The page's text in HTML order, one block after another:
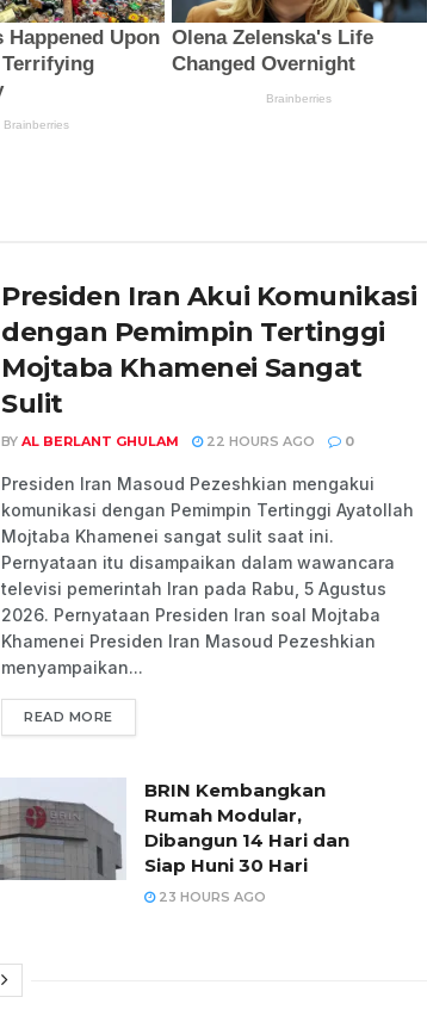
Presiden Iran Akui Komunikasi
dengan Pemimpin Tertinggi
Mojtaba Khamenei Sangat
Sulit
BY AL BERLANT GHULAM 22 HOURS AGO 0
Presiden Iran Masoud Pezeshkian mengakui
komunikasi dengan Pemimpin Tertinggi Ayatollah
Mojtaba Khamenei sangat sulit saat ini.
Pernyataan itu disampaikan dalam wawancara
televisi pemerintah Iran pada Rabu, 5 Agustus
2026. Pernyataan Presiden Iran soal Mojtaba
Khamenei Presiden Iran Masoud Pezeshkian
menyampaikan...
READ MORE
BRIN Kembangkan
Rumah Modular,
Dibangun 14 Hari dan
Siap Huni 30 Hari
23 HOURS AGO